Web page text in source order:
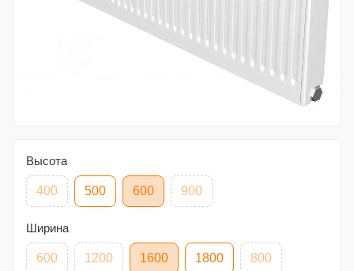
Высота
400 500 600 900
Ширина
600 1200 1600 1800 800